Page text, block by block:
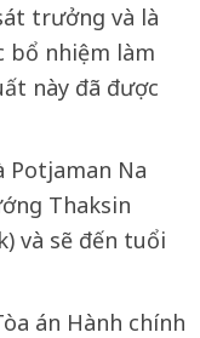
trưởng và là
bổ nhiệm làm
này đã được
Potjaman Na
Thaksin
và sẽ đến tuổi
án Hành chính